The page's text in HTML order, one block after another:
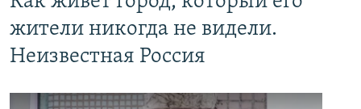
жители никогда не видели.
Неизвестная Россия